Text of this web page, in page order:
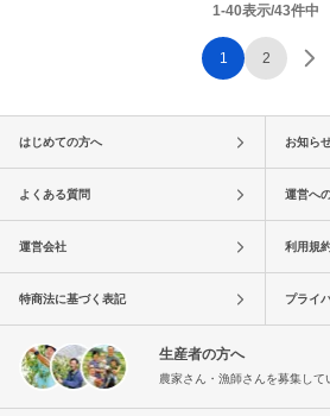
1-40表示/43件中
1 2
はじめての方へ お知ら
よくある質問 運営へ
運営会社 利用規
特商法に基づく表記 プライ
生産者の方へ
農家さん・漁師さんを募集して